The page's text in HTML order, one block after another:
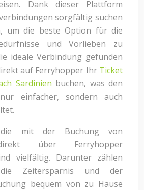
Dank dieser Plattform
sorgfältig suchen
um die beste Option für die
und Vorlieben zu
ideale Verbindung gefunden
auf Ferryhopper Ihr Ticket
Sardinien buchen, was den
einfacher, sondern auch
mit der Buchung von
über Ferryhopper
vielfältig. Darunter zählen
die Zeitersparnis und der
bequem von zu Hause